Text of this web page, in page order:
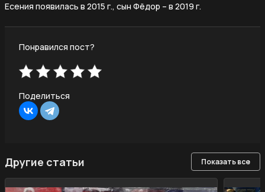
Есения появилась в 2015 г., сын Фёдор – в 2019 г.
Понравился пост?
Поделиться
Другие статьи Показать все